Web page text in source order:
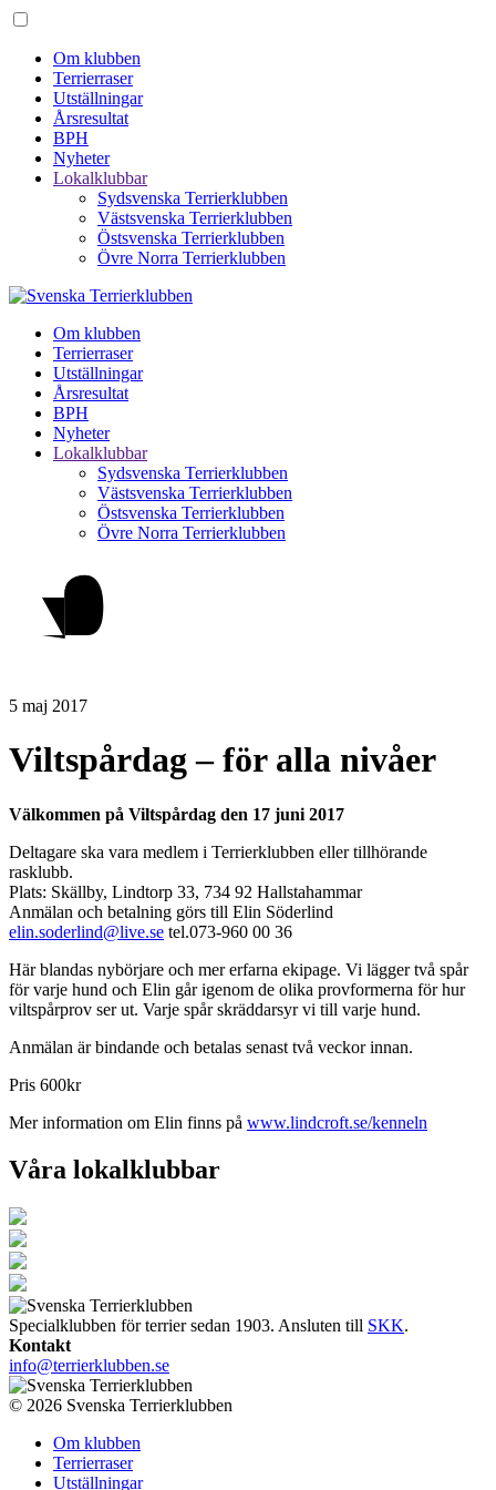
Om klubben
Terrierraser
Utställningar
Årsresultat
BPH
Nyheter
Lokalklubbar
Sydsvenska Terrierklubben
Västsvenska Terrierklubben
Östsvenska Terrierklubben
Övre Norra Terrierklubben
Om klubben
Terrierraser
Utställningar
Årsresultat
BPH
Nyheter
Lokalklubbar
Sydsvenska Terrierklubben
Västsvenska Terrierklubben
Östsvenska Terrierklubben
Övre Norra Terrierklubben
5 maj 2017
Viltspårdag – för alla nivåer
Välkommen på Viltspårdag den 17 juni 2017
Deltagare ska vara medlem i Terrierklubben eller tillhörande
rasklubb.
Plats: Skällby, Lindtorp 33, 734 92 Hallstahammar
Anmälan och betalning görs till Elin Söderlind
elin.soderlind@live.se tel.073-960 00 36
Här blandas nybörjare och mer erfarna ekipage. Vi lägger två spår
för varje hund och Elin går igenom de olika provformerna för hur
viltspårprov ser ut. Varje spår skräddarsyr vi till varje hund.
Anmälan är bindande och betalas senast två veckor innan.
Pris 600kr
Mer information om Elin finns på www.lindcroft.se/kenneln
Våra lokalklubbar
Specialklubben för terrier sedan 1903. Ansluten till SKK.
Kontakt
info@terrierklubben.se
© 2026 Svenska Terrierklubben
Om klubben
Terrierraser
Utställningar